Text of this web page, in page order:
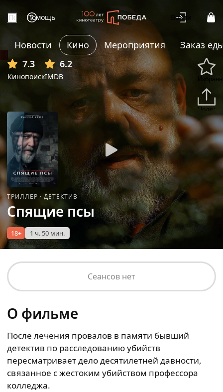
Помощь Войти
Новости Кино Мероприятия
Заказ
7.3
Кинопоиск
6.2
IMDB
ТРИЛЛЕР · ДЕТЕКТИВ
Спящие псы
18+ 1 ч. 50 мин.
Сеансов нет
О фильме
После лечения провалов в памяти бывший
детектив по расследованию убийств
пересматривает дело десятилетней давности,
связанное с жестоким убийством профессора
колледжа.